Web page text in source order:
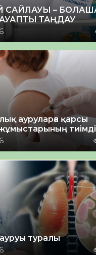
САЙЛАУЫ –
ТАҢДАУ
ауруларға қарсы
туралы